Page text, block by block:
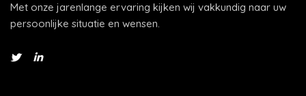
Met onze jarenlange ervaring kijken wij vakkundig naar uw
persoonlijke situatie en wensen.